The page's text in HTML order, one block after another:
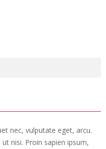
nec, vulputate eget, arcu.
nisi. Proin sapien ipsum,